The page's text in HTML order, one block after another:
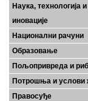
Наука, технологија и
иновације
Национални рачуни
Образовање
Пољопривреда и
Потрошња и услови
Правосуђе